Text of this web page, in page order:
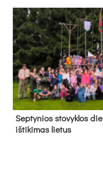
Sep­ty­nios sto­vyk­los
iš­ti­ki­mas lie­tus